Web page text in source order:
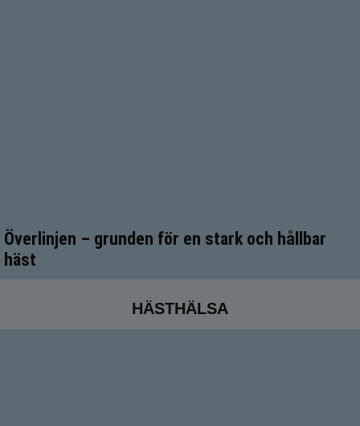
Överlinjen – grunden för en stark och hållbar
häst
HÄSTHÄLSA